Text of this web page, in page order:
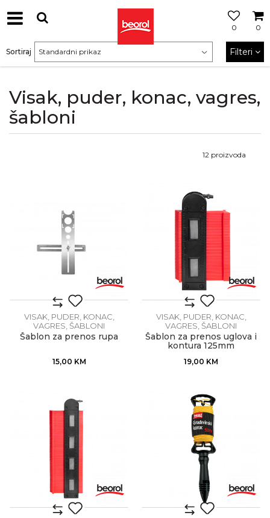
0
0
Visak, puder, konac, vagres,
šabloni
Sortiraj Filteri
12 proizvoda
VISAK, PUDER, KONAC,
VAGRES, ŠABLONI
Šablon za prenos rupa
15,00 KM
VISAK, PUDER, KONAC,
VAGRES, ŠABLONI
Šablon za prenos uglova i
kontura 125mm
19,00 KM